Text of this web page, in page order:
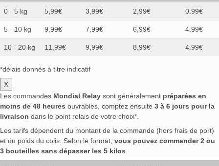
0 - 5 kg 5,99€ 3,99€ 2,99€ 0.99€
5 - 10 kg 9,99€ 7,99€ 6,99€ 4.99€
10 - 20 kg 11,99€ 9,99€ 8,99€ 4.99€
*délais donnés à titre indicatif
X
Les commandes Mondial Relay sont généralement préparées en
moins de 48 heures ouvrables, comptez ensuite 3 à 6 jours pour la
livraison dans le point relais de votre choix*.
Les tarifs dépendent du montant de la commande (hors frais de port)
et du poids du colis. Selon le format, vous pouvez commander 2 ou
3 bouteilles sans dépasser les 5 kilos